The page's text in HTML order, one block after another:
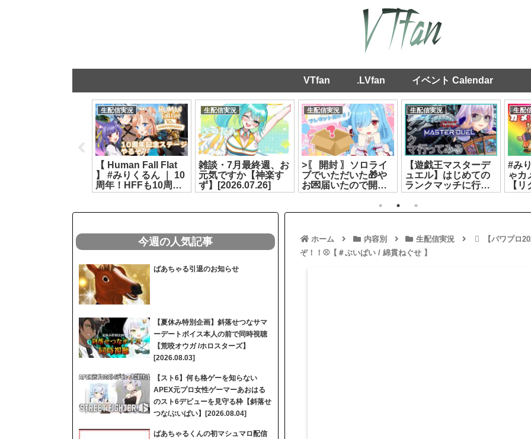
VTfan .LVfan イベント Calendar
生配信実況
【 Human Fall Flat
】 #みりくるん ｜ 10
周年！HFFも10周
年！記念ステージや
っとライブ 】
生配信実況
雑談・7月最終週、お
元気ですか【神楽す
ず】[2026.07.26]
生配信実況
>〖 開封 〗ソロライ
ブでいただいた🎁や
お💌届いたので開け
させてもらうよ🎵┊
どっとライブ #ヤマ
トイオリ[2026.08.04]
生配信実況
【遊戯王マスターデ
ュエル】はじめての
ランクマッチに行っ
てみる‼️【ジュラッ
ク】【カルロ・ピ
ノ】[2026.07.25]
生配
#み
ゃカ
【
ルル
ホーム 内容別 生配信実況
【パワプロ
ぞ！！⚾【＃ぶいぱい / 綿貫ねぐせ 】
今週の人気記事
ばあちゃる引退のお知らせ
【夏休み特別企画】斜落せつなサマ
ーデートボイス本人の前で同時視聴
【荒咬オウガ /ホロスターズ】
[2026.08.03]
【スト6】何も格ゲーを知らない
APEX元プロ女性ゲーマーあおはる
のスト6デビューを見守る枠【斜落せ
つな/ぶいぱい】[2026.08.04]
ばあちゃるくんの初マシュマロ配信